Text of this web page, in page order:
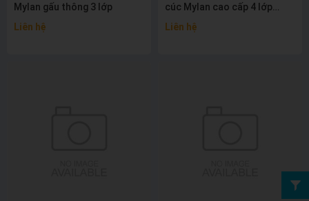
Mylan gấu thông 3 lớp
Liên hệ
cúc Mylan cao cấp 4 lớp
Liên hệ